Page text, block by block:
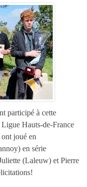
participé à cette
Hauts-de-France
joué en
en série
(Laleuw) et Pierre